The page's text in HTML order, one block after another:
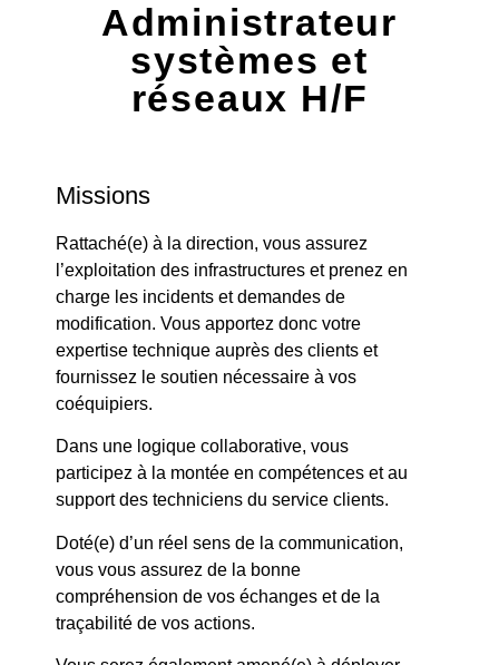
Administrateur
systèmes et
réseaux H/F
Missions
Rattaché(e) à la direction, vous assurez
l’exploitation des infrastructures et prenez en
charge les incidents et demandes de
modification. Vous apportez donc votre
expertise technique auprès des clients et
fournissez le soutien nécessaire à vos
coéquipiers.
Dans une logique collaborative, vous
participez à la montée en compétences et au
support des techniciens du service clients.
Doté(e) d’un réel sens de la communication,
vous vous assurez de la bonne
compréhension de vos échanges et de la
traçabilité de vos actions.